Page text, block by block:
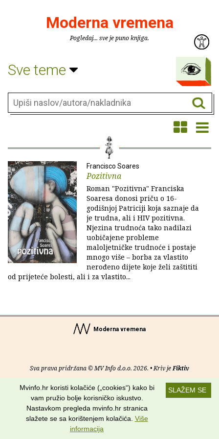
Moderna vremena
Pogledaj... sve je puno knjiga.
Sve teme
Francisco Soares
Pozitivna
Roman "Pozitivna" Franciska
Soaresa donosi priču o 16-
godišnjoj Patriciji koja saznaje da
je trudna, ali i HIV pozitivna.
Njezina trudnoća tako nadilazi
uobičajene probleme
maloljetničke trudnoće i postaje
mnogo više – borba za vlastito
nerođeno dijete koje želi zaštititi
od prijeteće bolesti, ali i za vlastito...
Moderna vremena
Sva prava pridržana © MV Info d.o.o. 2026. • Kriv jeFiktiv
O nama• Pomoć•Uvjeti korištenja•RSS kanali
Potraži nas na:
SLAŽEM SE
Mvinfo.hr koristi kolačiće („cookies“) kako bi
vam pružio bolje korisničko iskustvo.
Nastavkom pregleda mvinfo.hr stranica
slažete se sa korištenjem kolačića. Više
informacija